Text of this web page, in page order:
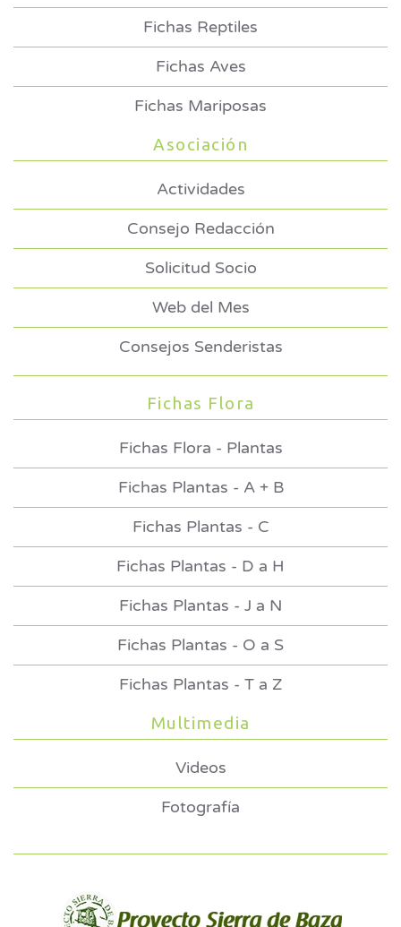
Fichas Reptiles
Fichas Aves
Fichas Mariposas
Asociación
Actividades
Consejo Redacción
Solicitud Socio
Web del Mes
Consejos Senderistas
Fichas Flora
Fichas Flora - Plantas
Fichas Plantas - A + B
Fichas Plantas - C
Fichas Plantas - D a H
Fichas Plantas - J a N
Fichas Plantas - O a S
Fichas Plantas - T a Z
Multimedia
Videos
Fotografía